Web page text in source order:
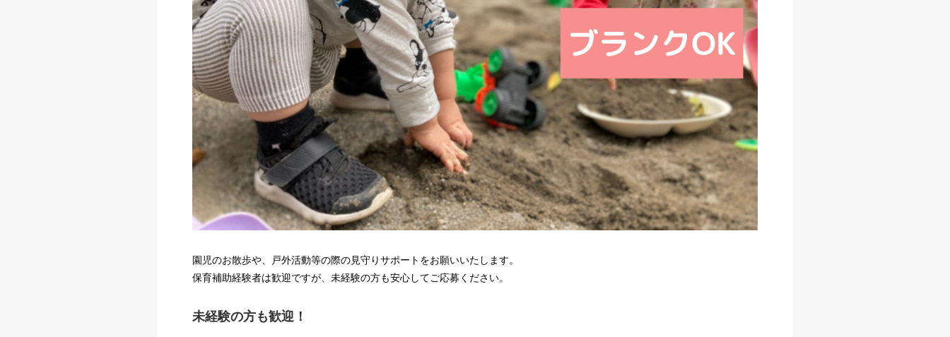
園児のお散歩や、戸外活動等の際の見守りサポートをお願いいたします。
保育補助経験者は歓迎ですが、未経験の方も安心してご応募ください。
未経験の方も歓迎！